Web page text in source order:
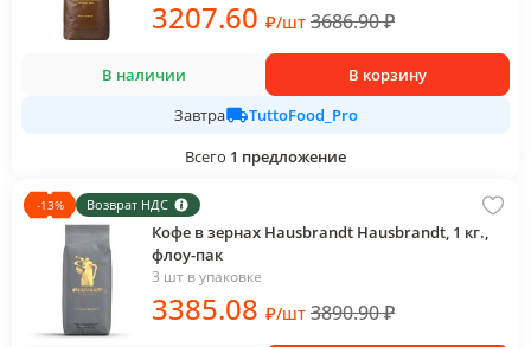
3207.60 ₽/шт 3686.90₽
В наличии
В корзину
Завтра
TuttoFood_Pro
Всего 1 предложение
-13% Возврат НДС
Кофе в зернах Hausbrandt Hausbrandt, 1 кг.,
флоу-пак
3 шт в упаковке
3385.08 ₽/шт 3890.90₽